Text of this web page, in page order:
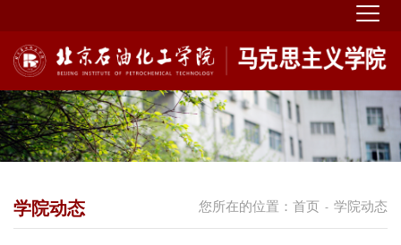
您所在的位置： 首页 - 学院动态
学院动态